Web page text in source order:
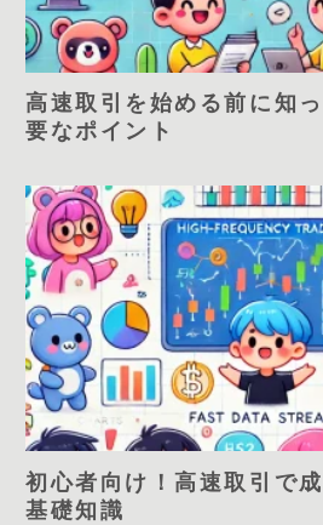
高速取引を始める前に知
要なポイント
初心者向け！高速取引で
基礎知識